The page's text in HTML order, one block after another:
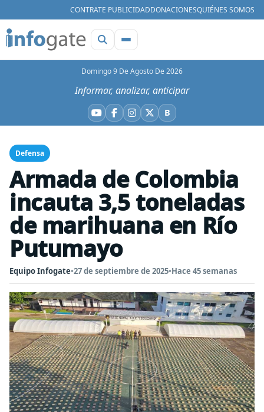
CONTRATE PUBLICIDADDONACIONESQUIÉNES SOMOS
Domingo 9 De Agosto De 2026
Informar, analizar, anticipar
YouTube
Facebook
Instagram
X BBluesky
Defensa
Armada de Colombia
incauta 3,5 toneladas
de marihuana en Río
Putumayo
Equipo Infogate•27 de septiembre de 2025•Hace 45 semanas